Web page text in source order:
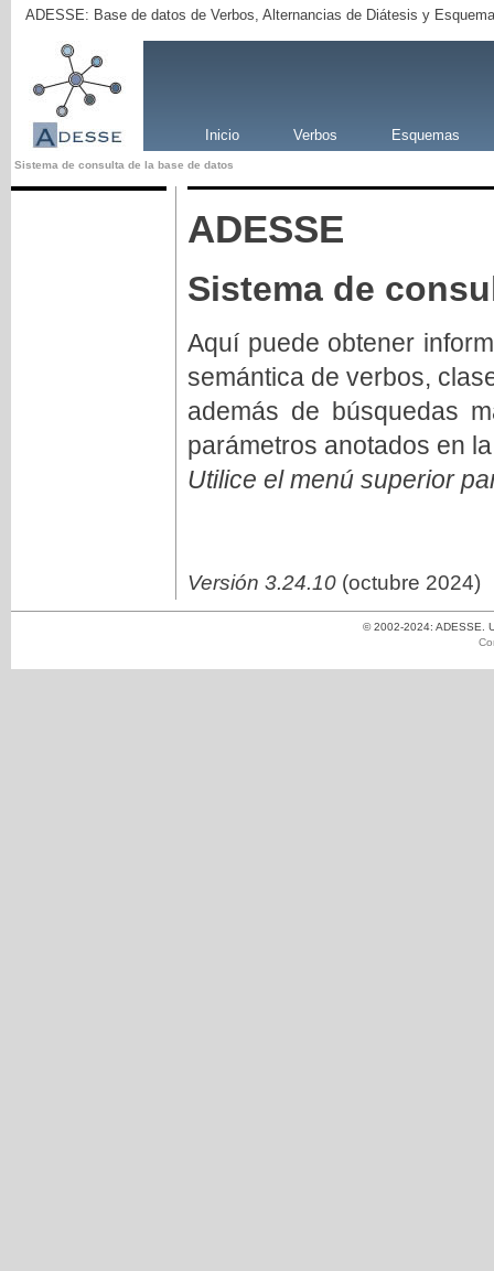
ADESSE: Base de datos de Verbos, Alternancias de Diátesis y
Inicio Verbos Esquemas
Sistema de consulta de la base de datos
ADESSE
Sistema de
Aquí puede obtener
semántica de verbos,
además de búsquedas
parámetros anotados en
Utilice el menú superior
Versión 3.24.10 (octubre 2024)
© 2002-2024: ADESSE.